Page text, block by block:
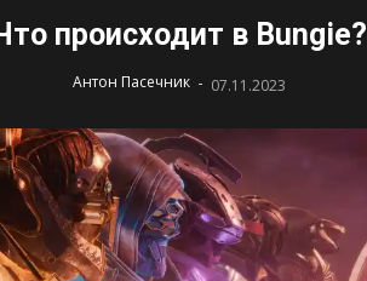
происходит в Bungie?
Антон Пасечник - 07.11.2023